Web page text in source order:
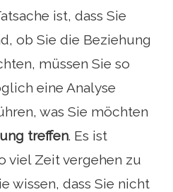
ist, dass Sie
ob Sie die Beziehung
müssen Sie so
eine Analyse
was Sie möchten
treffen. Es ist
viel Zeit vergehen zu
wissen, dass Sie nicht